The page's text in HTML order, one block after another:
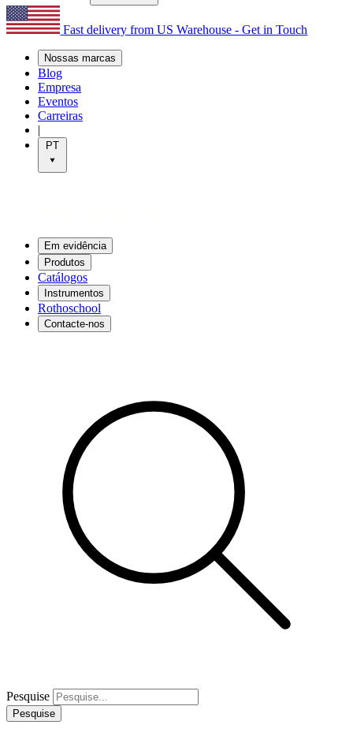
Fast delivery from US Warehouse - Get in Touch
Nossas marcas
Blog
Empresa
Eventos
Carreiras
|
PT
Em evidência
Produtos
Catálogos
Instrumentos
Rothoschool
Contacte-nos
Pesquise
Pesquise